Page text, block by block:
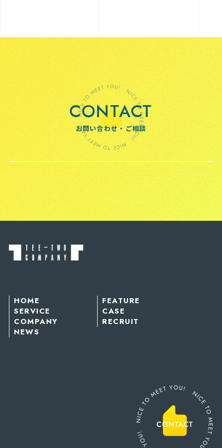
CONTACT
お問い合わせ・ご相談
HOME
FEATURE
SERVICE
CASE
COMPANY
RECRUIT
NEWS